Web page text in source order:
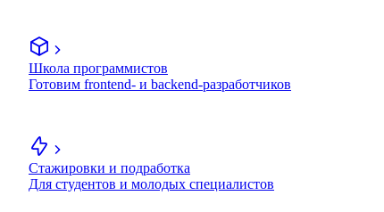
Школа программистов
Готовим frontend- и backend-разработчиков
Стажировки и подработка
Для студентов и молодых специалистов